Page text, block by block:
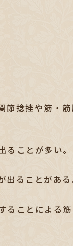
節捻挫や筋・
ことが多い。
ることがある
ることによる